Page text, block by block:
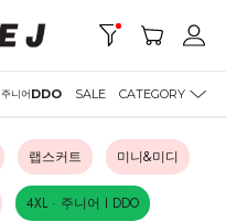
주니어DDO SALE CATEGORY
랩스커트 미니&미디
4XL · 주니어 I DDO